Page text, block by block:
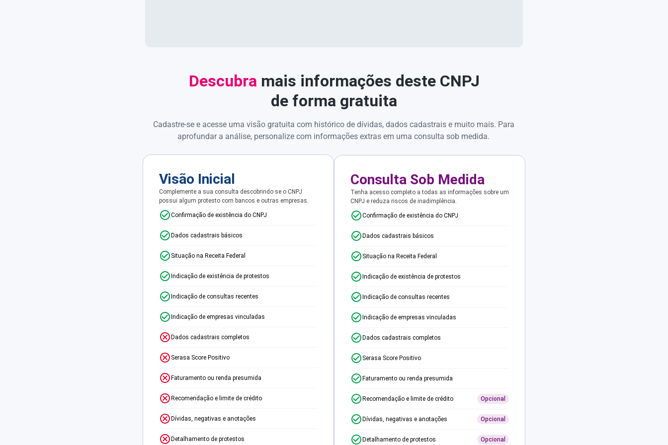
Descubra mais informações deste CNPJ
de forma gratuita
Cadastre-se e acesse uma visão gratuita com histórico de dívidas, dados cadastrais e muito mais. Para
aprofundar a análise, personalize com informações extras em uma consulta sob medida.
Visão Inicial
Complemente a sua consulta descobrindo se o CNPJ
possui algum protesto com bancos e outras empresas.
Confirmação de existência do CNPJ
Dados cadastrais básicos
Situação na Receita Federal
Indicação de existência de protestos
Indicação de consultas recentes
Indicação de empresas vinculadas
Dados cadastrais completos
Serasa Score Positivo
Faturamento ou renda presumida
Recomendação e limite de crédito
Dívidas, negativas e anotações
Detalhamento de protestos
Consulta Sob Medida
Tenha acesso completo a todas as informações sobre um
CNPJ e reduza riscos de inadimplência.
Confirmação de existência do CNPJ
Dados cadastrais básicos
Situação na Receita Federal
Indicação de existência de protestos
Indicação de consultas recentes
Indicação de empresas vinculadas
Dados cadastrais completos
Serasa Score Positivo
Faturamento ou renda presumida
Recomendação e limite de crédito Opcional
Dívidas, negativas e anotações Opcional
Detalhamento de protestos Opcional